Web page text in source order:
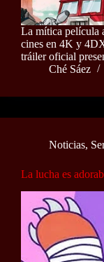
La mítica película
cines en 4K y
tráiler oficial
Ché Sáez
Noticias,
La lucha es